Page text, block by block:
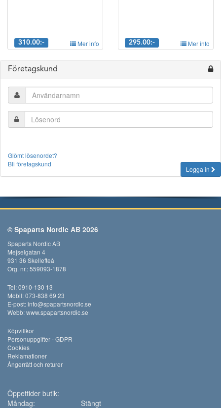
310.00:- Mer info 295.00:- Mer info
Företagskund
Glömt lösenordet?
Bli företagskund
Logga in
© Spaparts Nordic AB 2026
Spaparts Nordic AB
Mejselgatan 4
931 36 Skellefteå
Org. nr.: 559093-1878
Tel: 0910-130 13
Mobil: 073-838 69 23
E-post:info@spapartsnordic.se
Webb:www.spapartsnordic.se
Köpvillkor
Personuppgifter - GDPR
Cookies
Reklamationer
Ångerrätt och returer
Öppettider butik:
Måndag:
Stängt